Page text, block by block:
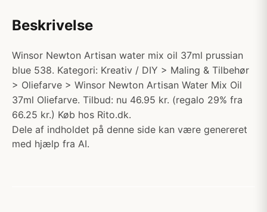
Beskrivelse
Winsor Newton Artisan water mix oil 37ml prussian
blue 538. Kategori: Kreativ / DIY > Maling & Tilbehør
> Oliefarve > Winsor Newton Artisan Water Mix Oil
37ml Oliefarve. Tilbud: nu 46.95 kr. (regalo 29% fra
66.25 kr.) Køb hos Rito.dk.
Dele af indholdet på denne side kan være genereret
med hjælp fra AI.